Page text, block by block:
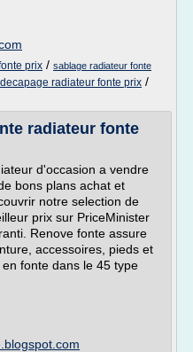
prix / sablage radiateur fonte
decapage radiateur fonte prix /
radiateur fonte
d'occasion a vendre
bons plans achat et
notre selection de
prix sur PriceMinister
Renove fonte assure
accessoires, pieds et
fonte dans le 45 type